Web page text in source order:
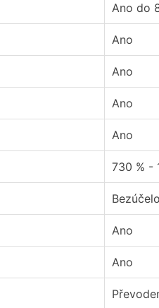
Ano do
Ano
Ano
Ano
Ano
730 % -
Ano
Ano